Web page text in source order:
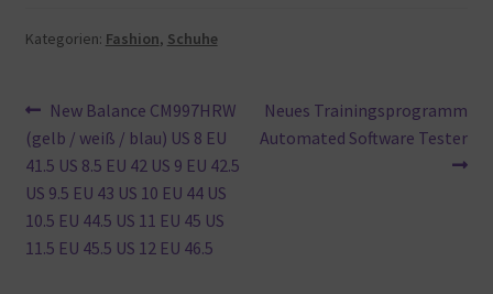
Kategorien: Fashion, Schuhe
Beitragsnavigation
Vorheriger
Beitrag:
New Balance CM997HRW
(gelb / weiß / blau) US 8 EU
41.5 US 8.5 EU 42 US 9 EU 42.5
US 9.5 EU 43 US 10 EU 44 US
10.5 EU 44.5 US 11 EU 45 US
11.5 EU 45.5 US 12 EU 46.5
Nächster
Beitrag:
Neues Trainingsprogramm
Automated Software Tester